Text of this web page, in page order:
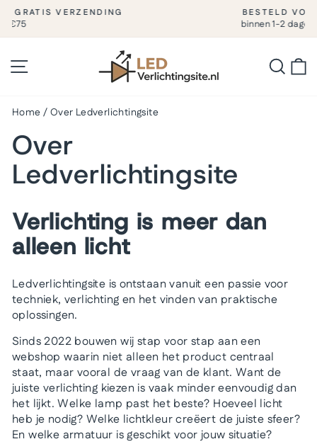
Naar
inhoud
gaan
pauzeren
BESTELD VOOR 17:00
Home / Over Ledverlichtingsite
Over
Ledverlichtingsite
Verlichting is meer dan
alleen licht
Ledverlichtingsite is ontstaan vanuit een passie voor
techniek, verlichting en het vinden van praktische
oplossingen.
Sinds 2022 bouwen wij stap voor stap aan een
webshop waarin niet alleen het product centraal
staat, maar vooral de vraag van de klant. Want de
juiste verlichting kiezen is vaak minder eenvoudig dan
het lijkt. Welke lamp past het beste? Hoeveel licht
heb je nodig? Welke lichtkleur creëert de juiste sfeer?
En welke armatuur is geschikt voor jouw situatie?